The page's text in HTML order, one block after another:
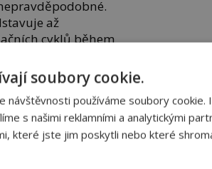
až
cyklů během
objeví už před
menopauzu, která
ženu.
soubory cookie.
návštěvnosti používáme soubory cookie.
s našimi reklamními a analytickými
které jste jim poskytli nebo které